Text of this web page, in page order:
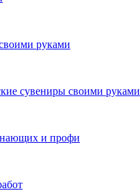
руками
сувениры своими руками
и профи